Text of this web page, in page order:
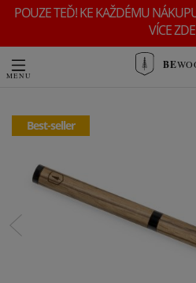
POUZE TEĎ! KE KAŽDÉMU
VÍCE
BE
Best-seller